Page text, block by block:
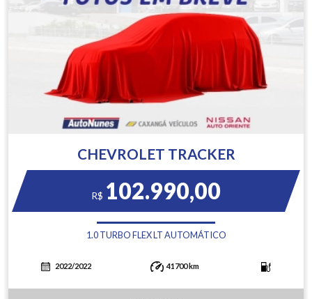
CHEVROLET TRACKER
R$ 102.990,00
1.0 TURBO FLEX LT AUTOMÁTICO
2022/2022 41700 km